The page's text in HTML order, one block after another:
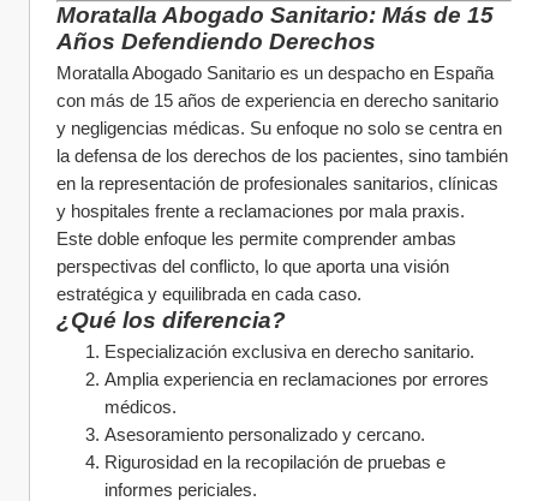
Moratalla Abogado Sanitario: Más de 15
Años Defendiendo Derechos
Moratalla Abogado Sanitario es un despacho en España
con más de 15 años de experiencia en derecho sanitario
y negligencias médicas. Su enfoque no solo se centra en
la defensa de los derechos de los pacientes, sino también
en la representación de profesionales sanitarios, clínicas
y hospitales frente a reclamaciones por mala praxis.
Este doble enfoque les permite comprender ambas
perspectivas del conflicto, lo que aporta una visión
estratégica y equilibrada en cada caso.
¿Qué los diferencia?
Especialización exclusiva en derecho sanitario.
Amplia experiencia en reclamaciones por errores
médicos.
Asesoramiento personalizado y cercano.
Rigurosidad en la recopilación de pruebas e
informes periciales.